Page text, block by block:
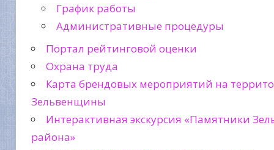
График работы
Административные процедуры
Портал рейтинговой оценки
Охрана труда
Карта брендовых мероприятий на
Зельвенщины
Интерактивная экскурсия «Памятники
района»